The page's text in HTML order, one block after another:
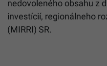
nedovoleného obsahu z
investícií, regionálneho
(MIRRI) SR.